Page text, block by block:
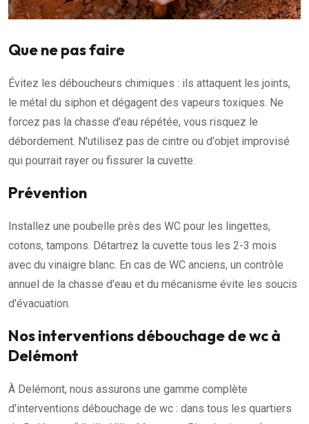
Que ne pas faire
Évitez les déboucheurs chimiques : ils attaquent les joints,
le métal du siphon et dégagent des vapeurs toxiques. Ne
forcez pas la chasse d'eau répétée, vous risquez le
débordement. N'utilisez pas de cintre ou d'objet improvisé
qui pourrait rayer ou fissurer la cuvette.
Prévention
Installez une poubelle près des WC pour les lingettes,
cotons, tampons. Détartrez la cuvette tous les 2-3 mois
avec du vinaigre blanc. En cas de WC anciens, un contrôle
annuel de la chasse d'eau et du mécanisme évite les soucis
d'évacuation.
Nos interventions débouchage de wc à
Delémont
À Delémont, nous assurons une gamme complète
d'interventions débouchage de wc : dans tous les quartiers